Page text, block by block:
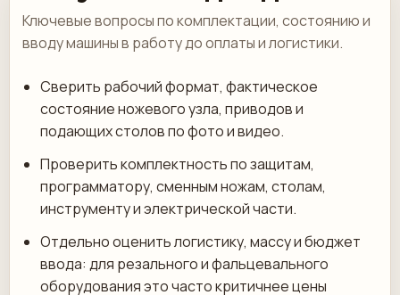
Ключевые вопросы по комплектации, состоянию и
вводу машины в работу до оплаты и логистики.
Сверить рабочий формат, фактическое
состояние ножевого узла, приводов и
подающих столов по фото и видео.
Проверить комплектность по защитам,
программатору, сменным ножам, столам,
инструменту и электрической части.
Отдельно оценить логистику, массу и бюджет
ввода: для резального и фальцевального
оборудования это часто критичнее цены